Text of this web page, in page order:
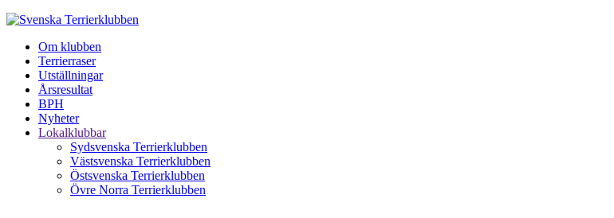
Om klubben
Terrierraser
Utställningar
Årsresultat
BPH
Nyheter
Lokalklubbar
Sydsvenska Terrierklubben
Västsvenska Terrierklubben
Östsvenska Terrierklubben
Övre Norra Terrierklubben